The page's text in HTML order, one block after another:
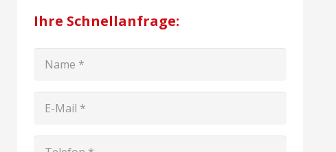
Ihre Schnellanfrage: